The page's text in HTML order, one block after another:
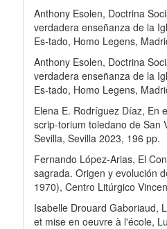
Anthony Esolen, Doctrina
verdadera enseñanza de la
Es-tado, Homo Legens,
Anthony Esolen, Doctrina
verdadera enseñanza de la
Es-tado, Homo Legens,
Elena E. Rodríguez Díaz, En
scrip-torium toledano de San
Sevilla, Sevilla 2023, 196 pp.
Fernando López-Arias, El
sagrada. Origen y evolución
1970), Centro Litúrgico
Isabelle Drouard Gaboriaud,
et mise en oeuvre à l'école,